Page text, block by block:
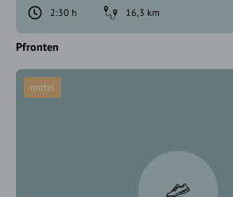
2:30 h
16,3 km
Pfronten
mittel